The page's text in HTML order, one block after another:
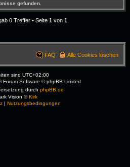
gefunden.
0 Treffer • Seite 1von 1
Alle Cookies löschen
FAQ
sind UTC+02:00
Forum Software © phpBB Limited
durch phpBB.de
Vision ©Kirk
| Nutzungsbedingungen